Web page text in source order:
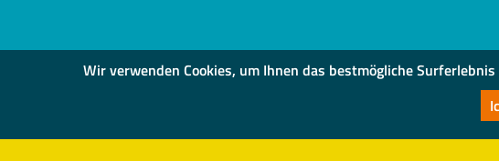
Wir verwenden Cookies, um Ihnen das bestmögliche